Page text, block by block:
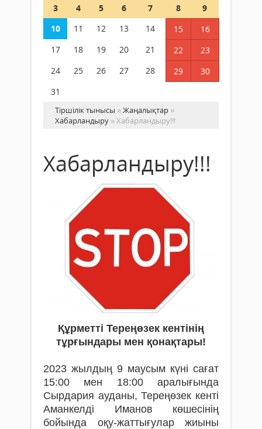
3
4 5 6 7 8
9
10
11 12 13 14 15
16
17
18 19 20 21 22
23
24
25 26 27 28 29
30
31
Тіршілік тынысы »Жаңалықтар »
Хабарландыру » Хабарландыру!!!
Хабарландыру!!!
Құрметті Тереңөзек кентінің
тұрғындары мен қонақтары!
2023 жылдың 9 маусым күні сағат
15:00 мен 18:00 аралығында
Сырдария ауданы, Тереңөзек кенті
Аманкелді Иманов көшесінің
бойында оқу-жаттығулар жиыны